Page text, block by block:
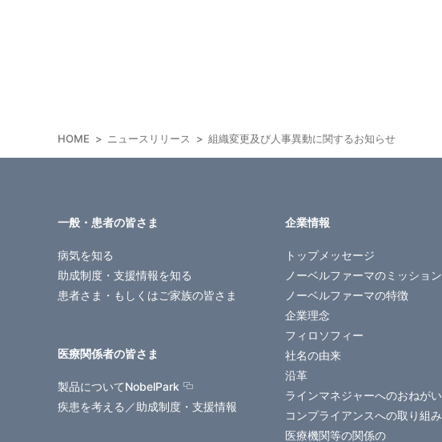
HOME ニュースリリース 組織変更及び人事異動に関するお知らせ
一般・患者の皆さま
病気を知る
助成制度・支援情報を知る
患者さま・もしくはご家族の皆さま
医療関係者の皆さま
製品についてNobelPark
疾患を考える／助成制度・支援情報
企業情報
トップメッセージ
ノーベルファーマのミッション
ノーベルファーマの特徴
企業理念
フィロソフィー
社名の由来
沿革
ラインマネジャーへのおねがい
コンプライアンスへの取り組み
医療機関等の関係の